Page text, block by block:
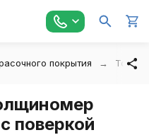
покрытия
поверкой